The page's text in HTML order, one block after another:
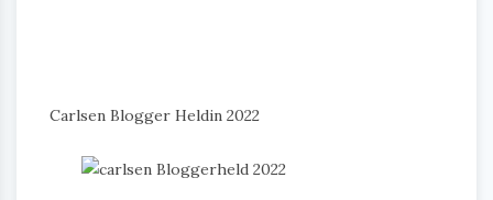
Carlsen Blogger Heldin 2022